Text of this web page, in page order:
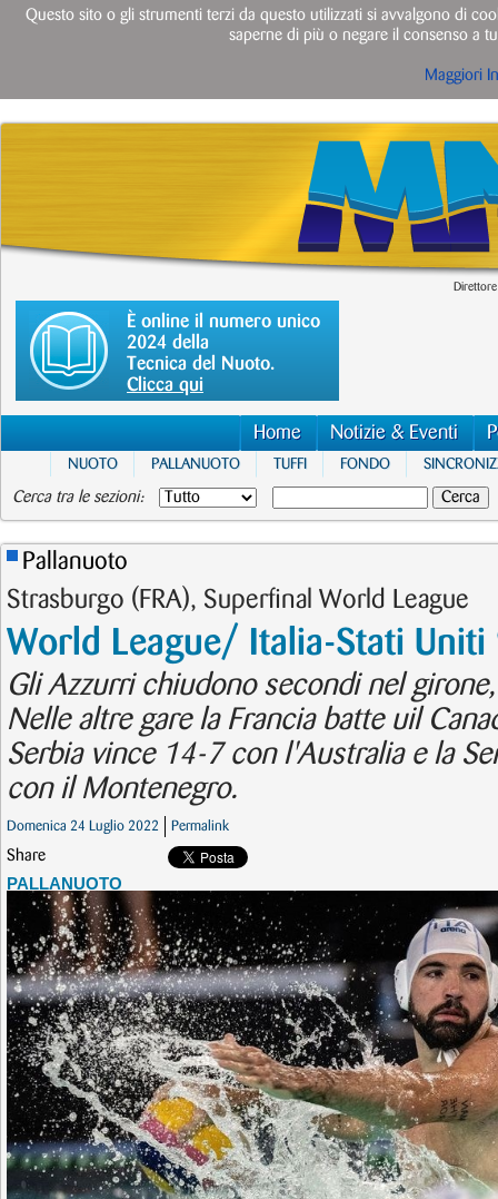
È online il numero unico
2024 della
Tecnica del Nuoto.
Clicca qui
Home Notizie & Eventi
NUOTO PALLANUOTO TUFFI FONDO
Cerca tra le sezioni:
Pallanuoto
Strasburgo (FRA), Superfinal World League
World League/ Italia-Stati Uniti
Gli Azzurri chiudono secondi nel
Nelle altre gare la Francia batte uil
Serbia vince 14-7 con l'Australia e la
con il Montenegro.
Domenica 24 Luglio 2022 Permalink
Share
PALLANUOTO
Questo sito o gli strumenti terzi da questo utilizzati si avvalgono di
saperne di più o negare il consenso a
Maggiori